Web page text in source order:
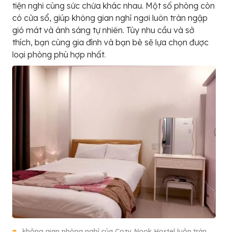
tiện nghi cùng sức chứa khác nhau. Một số phòng còn
có cửa sổ, giúp không gian nghỉ ngơi luôn tràn ngập
gió mát và ánh sáng tự nhiên. Tùy nhu cầu và sở
thích, bạn cùng gia đình và bạn bè sẽ lựa chọn được
loại phòng phù hợp nhất.